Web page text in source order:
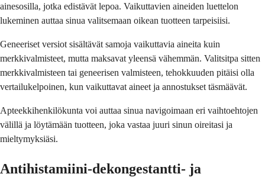
ainesosilla, jotka edistävät lepoa. Vaikuttavien aineiden luettelon
lukeminen auttaa sinua valitsemaan oikean tuotteen tarpeisiisi.
Geneeriset versiot sisältävät samoja vaikuttavia aineita kuin
merkkivalmisteet, mutta maksavat yleensä vähemmän. Valitsitpa sitten
merkkivalmisteen tai geneerisen valmisteen, tehokkuuden pitäisi olla
vertailukelpoinen, kun vaikuttavat aineet ja annostukset täsmäävät.
Apteekkihenkilökunta voi auttaa sinua navigoimaan eri vaihtoehtojen
välillä ja löytämään tuotteen, joka vastaa juuri sinun oireitasi ja
mieltymyksiäsi.
Antihistamiini-dekongestantti- ja